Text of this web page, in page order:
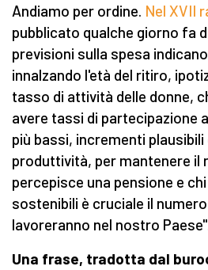
Andiamo per ordine. Nel XVII
pubblicato qualche giorno fa
previsioni sulla spesa
innalzando l'età del ritiro,
tasso di attività delle donne,
avere tassi di partecipazione
più bassi, incrementi
produttività, per mantenere il
percepisce una pensione e
sostenibili è cruciale il
lavoreranno nel nostro
Una frase, tradotta dal